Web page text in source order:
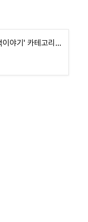
'리뷰 이야기/리뷰 책이야기' 카테고리의 글 목록